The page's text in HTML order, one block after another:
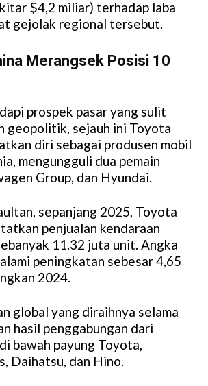
$4,2 miliar) terhadap laba
gejolak regional tersebut.
Merangsek Posisi 10
prospek pasar yang sulit
geopolitik, sejauh ini Toyota
diri sebagai produsen mobil
mengungguli dua pemain
Group, dan Hyundai.
sepanjang 2025, Toyota
penjualan kendaraan
11.32 juta unit. Angka
peningkatan sebesar 4,65
2024.
global yang diraihnya selama
hasil penggabungan dari
bawah payung Toyota,
Daihatsu, dan Hino.